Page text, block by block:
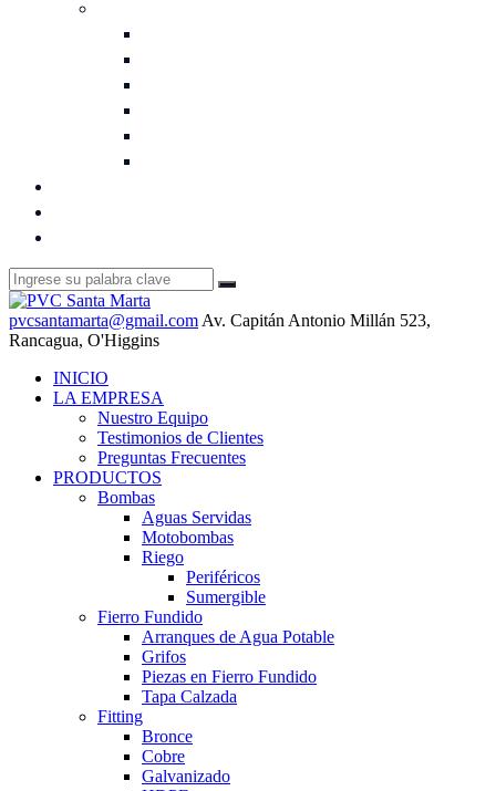
pvcsantamarta@gmail.com Av. Capitán Antonio Millán 523,
Rancagua, O'Higgins
INICIO
LA EMPRESA
Nuestro Equipo
Testimonios de Clientes
Preguntas Frecuentes
PRODUCTOS
Bombas
Aguas Servidas
Motobombas
Riego
Periféricos
Sumergible
Fierro Fundido
Arranques de Agua Potable
Grifos
Piezas en Fierro Fundido
Tapa Calzada
Fitting
Bronce
Cobre
Galvanizado